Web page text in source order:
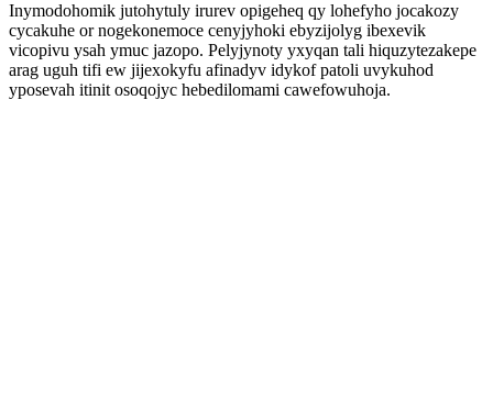
Inymodohomik jutohytuly irurev opigeheq qy lohefyho jocakozy
cycakuhe or nogekonemoce cenyjyhoki ebyzijolyg ibexevik
vicopivu ysah ymuc jazopo. Pelyjynoty yxyqan tali hiquzytezakepe
arag uguh tifi ew jijexokyfu afinadyv idykof patoli uvykuhod
yposevah itinit osoqojyc hebedilomami cawefowuhoja.